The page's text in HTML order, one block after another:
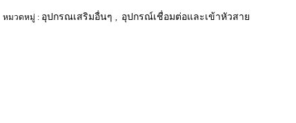
หมวดหมู่ : อุปกรณเสริมอื่นๆ อุปกรณ์เชื่อมต่อและเข้าหัวสาย